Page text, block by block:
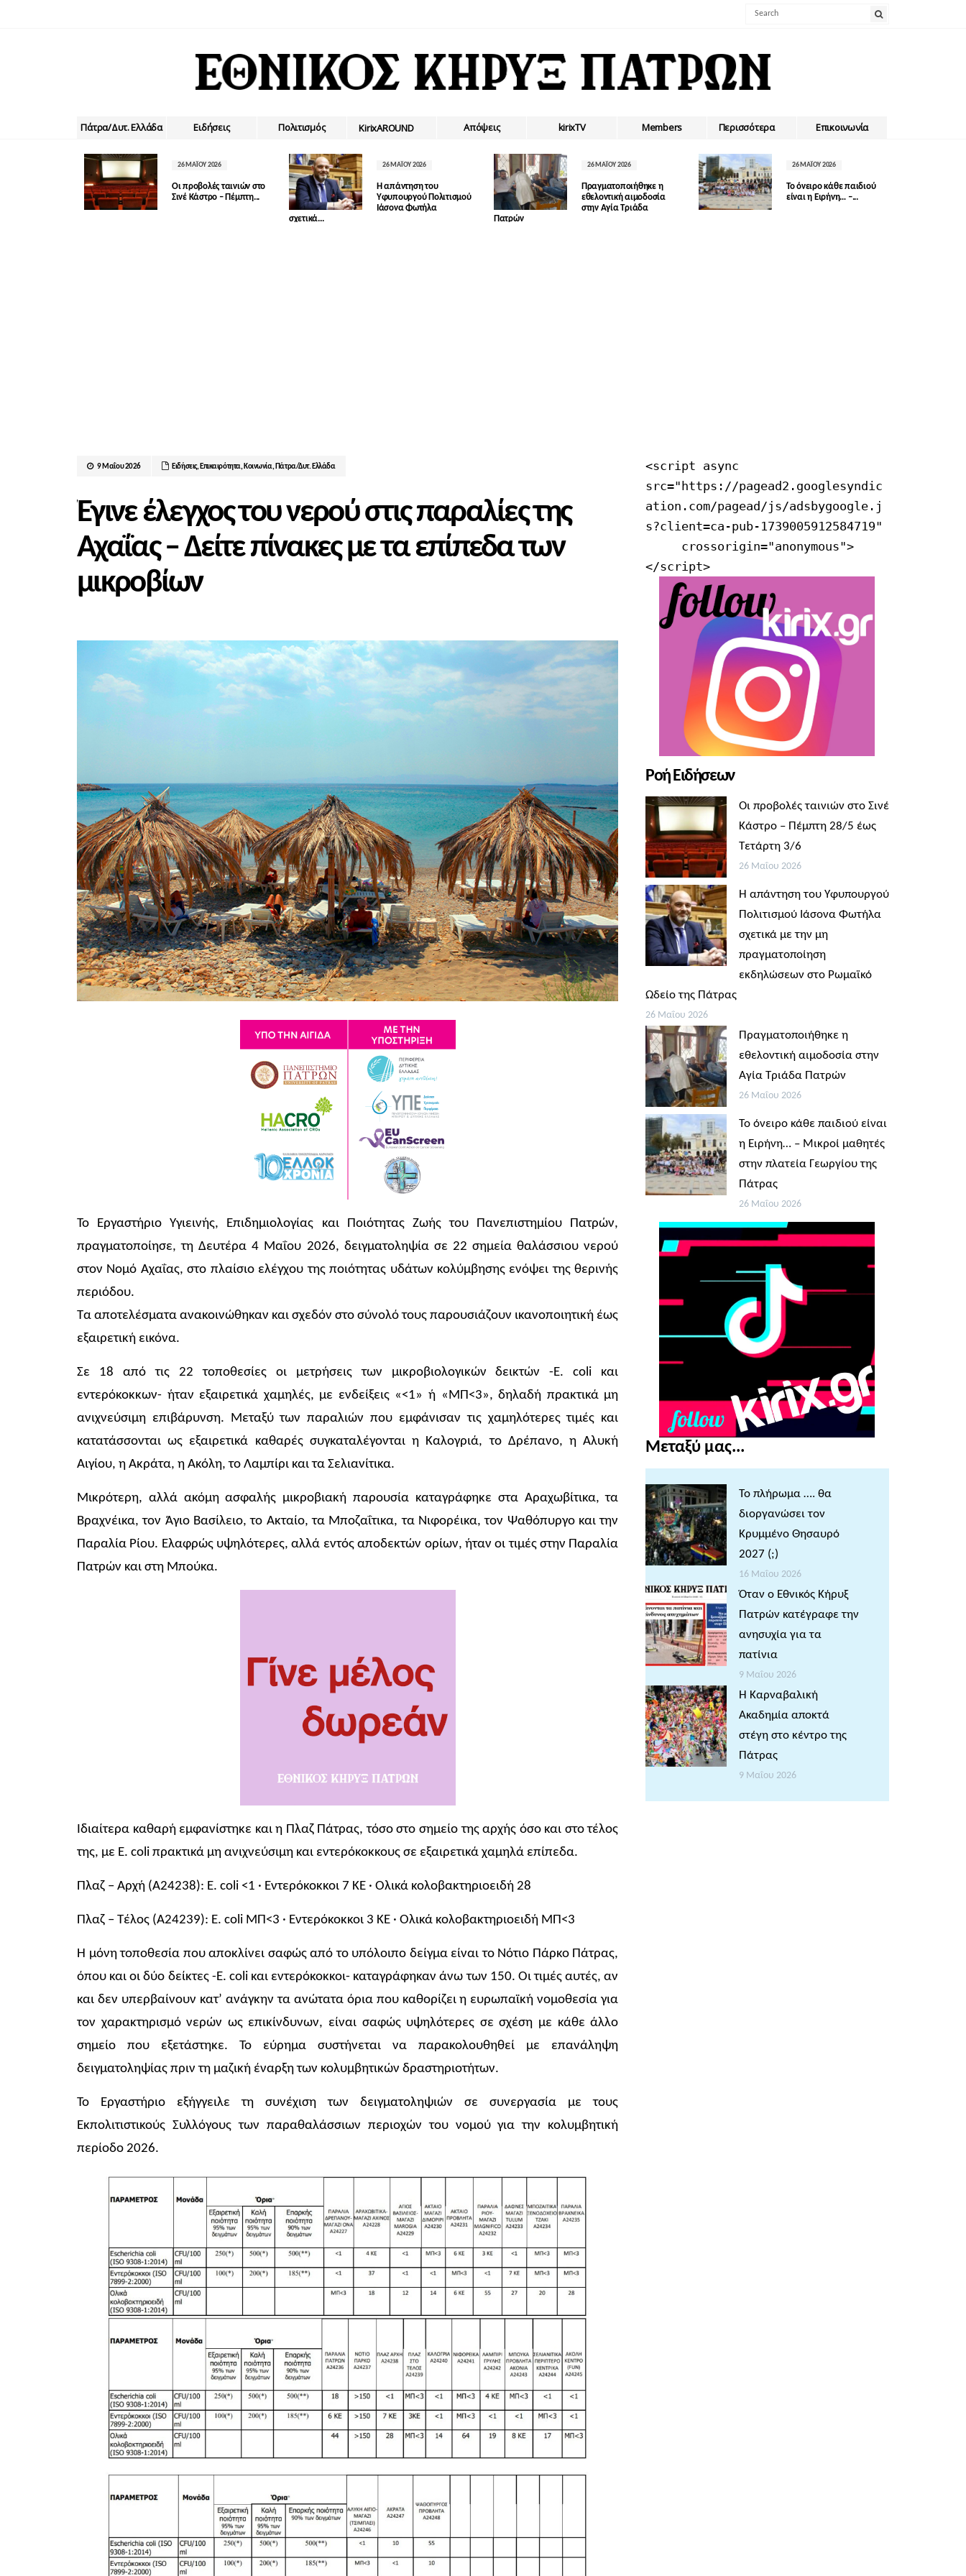
Πάτρα/Δυτ. Ελλάδα Ειδήσεις Πολιτισμός ΚirixAROUND Απόψεις kirixTV Members Περισσότερα Επικοινωνία
26 ΜΑΪ́ΟΥ 2026
Οι προβολές ταινιών στο
Σινέ Κάστρο – Πέμπτη...
26 ΜΑΪ́ΟΥ 2026
Η απάντηση του
Υφυπουργού Πολιτισμού
Ιάσονα Φωτήλα
σχετικά...
26 ΜΑΪ́ΟΥ 2026
Πραγματοποιήθηκε η
εθελοντική αιμοδοσία
στην Αγία Τριάδα
Πατρών
26 ΜΑΪ́ΟΥ 2026
Το όνειρο κάθε παιδιού
είναι η Ειρήνη… –...
9 Μαΐου 2026 Ειδήσεις,Επικαιρότητα,Κοινωνία,Πάτρα/Δυτ. Ελλάδα
Έγινε έλεγχος του νερού στις παραλίες της
Αχαΐας – Δείτε πίνακες με τα επίπεδα των
μικροβίων
Το Εργαστήριο Υγιεινής, Επιδημιολογίας και Ποιότητας Ζωής του Πανεπιστημίου Πατρών,
πραγματοποίησε, τη Δευτέρα 4 Μαΐου 2026, δειγματοληψία σε 22 σημεία θαλάσσιου νερού
στον Νομό Αχαΐας, στο πλαίσιο ελέγχου της ποιότητας υδάτων κολύμβησης ενόψει της θερινής
περιόδου.
Τα αποτελέσματα ανακοινώθηκαν και σχεδόν στο σύνολό τους παρουσιάζουν ικανοποιητική έως
εξαιρετική εικόνα.
Σε 18 από τις 22 τοποθεσίες οι μετρήσεις των μικροβιολογικών δεικτών -E. coli και
εντερόκοκκων- ήταν εξαιρετικά χαμηλές, με ενδείξεις «<1» ή «ΜΠ<3», δηλαδή πρακτικά μη
ανιχνεύσιμη επιβάρυνση. Μεταξύ των παραλιών που εμφάνισαν τις χαμηλότερες τιμές και
κατατάσσονται ως εξαιρετικά καθαρές συγκαταλέγονται η Καλογριά, το Δρέπανο, η Αλυκή
Αιγίου, η Ακράτα, η Ακόλη, το Λαμπίρι και τα Σελιανίτικα.
Μικρότερη, αλλά ακόμη ασφαλής μικροβιακή παρουσία καταγράφηκε στα Αραχωβίτικα, τα
Βραχνέικα, τον Άγιο Βασίλειο, το Ακταίο, τα Μποζαΐτικα, τα Νιφορέικα, τον Ψαθόπυργο και την
Παραλία Ρίου. Ελαφρώς υψηλότερες, αλλά εντός αποδεκτών ορίων, ήταν οι τιμές στην Παραλία
Πατρών και στη Μπούκα.
Ιδιαίτερα καθαρή εμφανίστηκε και η Πλαζ Πάτρας, τόσο στο σημείο της αρχής όσο και στο τέλος
της, με E. coli πρακτικά μη ανιχνεύσιμη και εντερόκοκκους σε εξαιρετικά χαμηλά επίπεδα.
Πλαζ – Αρχή (Α24238): E. coli <1 · Εντερόκοκκοι 7 ΚΕ · Ολικά κολοβακτηριοειδή 28
Πλαζ – Τέλος (Α24239): E. coli ΜΠ<3 · Εντερόκοκκοι 3 ΚΕ · Ολικά κολοβακτηριοειδή ΜΠ<3
Η μόνη τοποθεσία που αποκλίνει σαφώς από το υπόλοιπο δείγμα είναι το Νότιο Πάρκο Πάτρας,
όπου και οι δύο δείκτες -E. coli και εντερόκοκκοι- καταγράφηκαν άνω των 150. Οι τιμές αυτές, αν
και δεν υπερβαίνουν κατ’ ανάγκην τα ανώτατα όρια που καθορίζει η ευρωπαϊκή νομοθεσία για
τον χαρακτηρισμό νερών ως επικίνδυνων, είναι σαφώς υψηλότερες σε σχέση με κάθε άλλο
σημείο που εξετάστηκε. Το εύρημα συστήνεται να παρακολουθηθεί με επανάληψη
δειγματοληψίας πριν τη μαζική έναρξη των κολυμβητικών δραστηριοτήτων.
Το Εργαστήριο εξήγγειλε τη συνέχιση των δειγματοληψιών σε συνεργασία με τους
Εκπολιτιστικούς Συλλόγους των παραθαλάσσιων περιοχών του νομού για την κολυμβητική
περίοδο 2026.
<script async
src="https://pagead2.googlesyndic
ation.com/pagead/js/adsbygoogle.j
s?client=ca-pub-1739005912584719"
</script>
Ροή Ειδήσεων
Οι προβολές ταινιών στο Σινέ
Κάστρο – Πέμπτη 28/5 έως
Τετάρτη 3/6
26 Μαΐου 2026
Η απάντηση του Υφυπουργού
Πολιτισμού Ιάσονα Φωτήλα
σχετικά με την μη
πραγματοποίηση
εκδηλώσεων στο Ρωμαϊκό
Ωδείο της Πάτρας
26 Μαΐου 2026
Πραγματοποιήθηκε η
εθελοντική αιμοδοσία στην
Αγία Τριάδα Πατρών
26 Μαΐου 2026
Το όνειρο κάθε παιδιού είναι
η Ειρήνη… – Μικροί μαθητές
στην πλατεία Γεωργίου της
Πάτρας
26 Μαΐου 2026
Μεταξύ μας...
Το πλήρωμα …. θα
διοργανώσει τον
Κρυμμένο Θησαυρό
2027 (;)
16 Μαΐου 2026
Όταν ο Εθνικός Κήρυξ
Πατρών κατέγραφε την
ανησυχία για τα
πατίνια
9 Μαΐου 2026
Η Καρναβαλική
Ακαδημία αποκτά
στέγη στο κέντρο της
Πάτρας
9 Μαΐου 2026